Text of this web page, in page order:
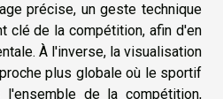
précise, un geste technique
clé de la compétition, afin d'en
À l'inverse, la visualisation
plus globale où le sportif
de la compétition,